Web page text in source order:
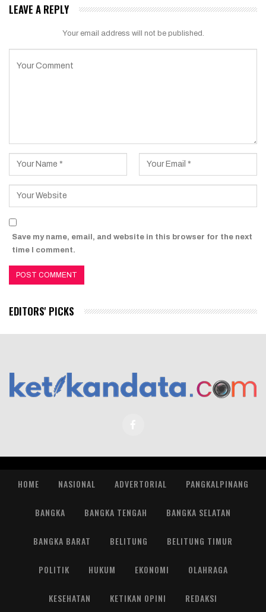
LEAVE A REPLY
Your email address will not be published.
Save my name, email, and website in this browser for the next
time I comment.
EDITORS' PICKS
HOME NASIONAL ADVERTORIAL PANGKALPINANG
BANGKA BANGKA TENGAH BANGKA SELATAN
BANGKA BARAT BELITUNG BELITUNG TIMUR
POLITIK HUKUM EKONOMI OLAHRAGA
KESEHATAN KETIKAN OPINI REDAKSI